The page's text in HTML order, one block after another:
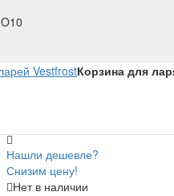
VestfrostКорзина для
Нашли дешевле?
Снизим цену!
Нет в наличии